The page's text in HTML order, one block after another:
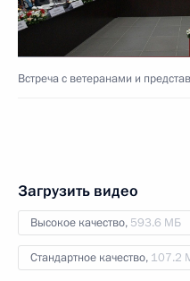
Встреча с ветеранами и
Загрузить видео
Высокое качество, 593.6 МБ
Стандартное качество, 107.2